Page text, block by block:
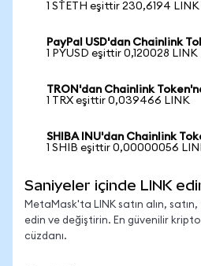
1 STETH eşittir 230,6194 LINK
PayPal USD'dan Chainlink
1 PYUSD eşittir 0,120028 LINK
TRON'dan Chainlink
1 TRX eşittir 0,039466 LINK
SHIBA INU'dan Chainlink
1 SHIB eşittir 0,00000056
Saniyeler içinde LINK
MetaMask'ta LINK satın alın,
edin ve değiştirin. En güvenilir kripto
cüzdanı.